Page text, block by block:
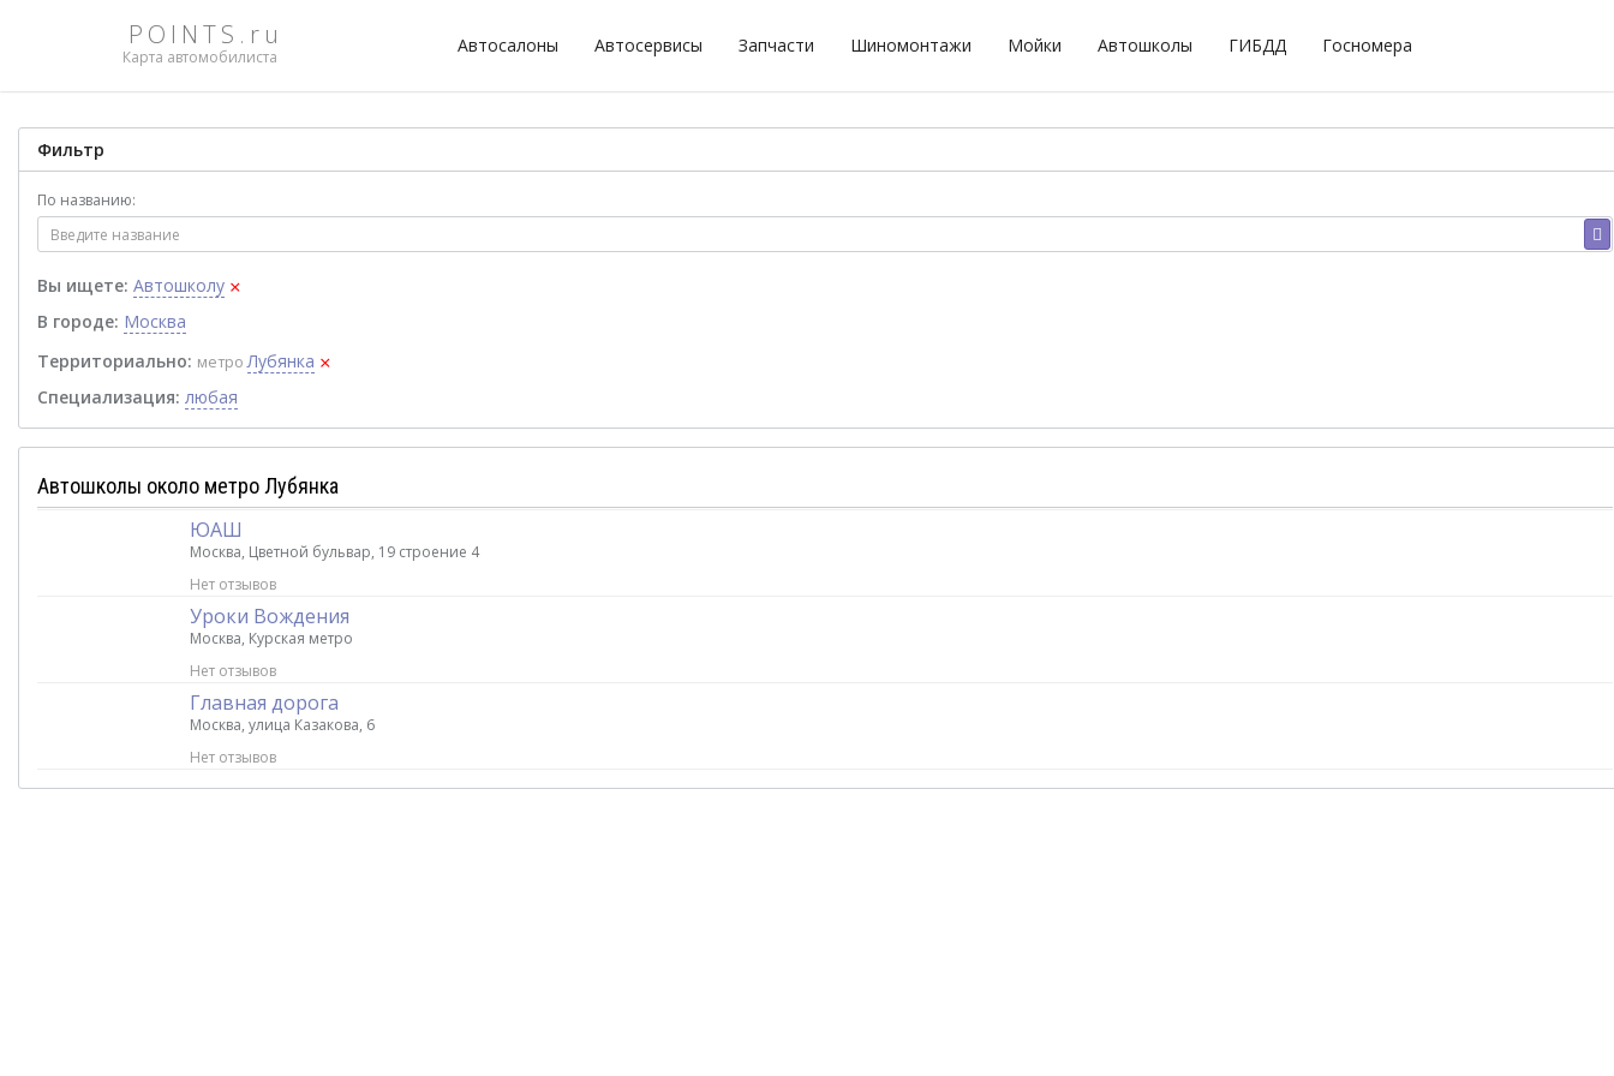
POINTS.ru
Карта автомобилиста
Автосалоны Автосервисы Запчасти Шиномонтажи Мойки Автошколы ГИБДД Госномера
Фильтр
По названию:
Вы ищете: Автошколу ×
В городе: Москва
Территориально: метроЛубянка ×
Специализация: любая
Автошколы около метро Лубянка
ЮАШ
Москва, Цветной бульвар, 19 строение 4
Нет отзывов
Уроки Вождения
Москва, Курская метро
Нет отзывов
Главная дорога
Москва, улица Казакова, 6
Нет отзывов